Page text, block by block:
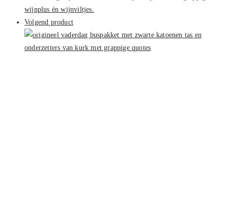
Volgend product